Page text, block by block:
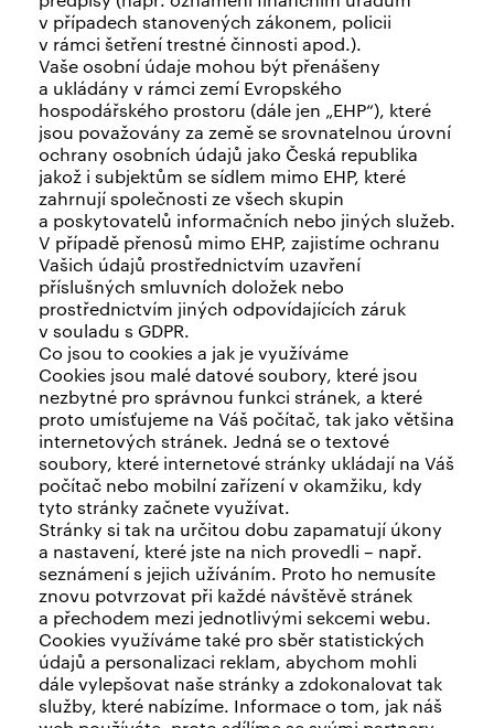
v případech stanovených zákonem, policii
v rámci šetření trestné činnosti apod.).
Vaše osobní údaje mohou být přenášeny
a ukládány v rámci zemí Evropského
hospodářského prostoru (dále jen „EHP“), které
jsou považovány za země se srovnatelnou úrovní
ochrany osobních údajů jako Česká republika
jakož i subjektům se sídlem mimo EHP, které
zahrnují společnosti ze všech skupin
a poskytovatelů informačních nebo jiných služeb.
V případě přenosů mimo EHP, zajistíme ochranu
Vašich údajů prostřednictvím uzavření
příslušných smluvních doložek nebo
prostřednictvím jiných odpovídajících záruk
v souladu s GDPR.
Co jsou to cookies a jak je využíváme
Cookies jsou malé datové soubory, které jsou
nezbytné pro správnou funkci stránek, a které
proto umísťujeme na Váš počítač, tak jako většina
internetových stránek. Jedná se o textové
soubory, které internetové stránky ukládají na Váš
počítač nebo mobilní zařízení v okamžiku, kdy
tyto stránky začnete využívat.
Stránky si tak na určitou dobu zapamatují úkony
a nastavení, které jste na nich provedli – např.
seznámení s jejich užíváním. Proto ho nemusíte
znovu potvrzovat při každé návštěvě stránek
a přechodem mezi jednotlivými sekcemi webu.
Cookies využíváme také pro sběr statistických
údajů a personalizaci reklam, abychom mohli
dále vylepšovat naše stránky a zdokonalovat tak
služby, které nabízíme. Informace o tom, jak náš